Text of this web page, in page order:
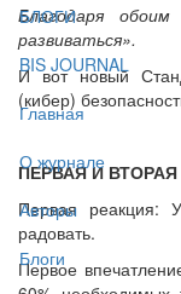
БЛОГИ
BIS JOURNAL
Главная
О журнале
Авторы
Блоги
Благодаря
развиваться».
И вот новый
(кибер)
ПЕРВАЯ И
Первая реакция:
радовать.
Первое